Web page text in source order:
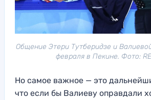
Общение Этери Тутберидзе и
февраля в Пекине. Фото:
Но самое важное — это
что если бы Валиеву оправдали